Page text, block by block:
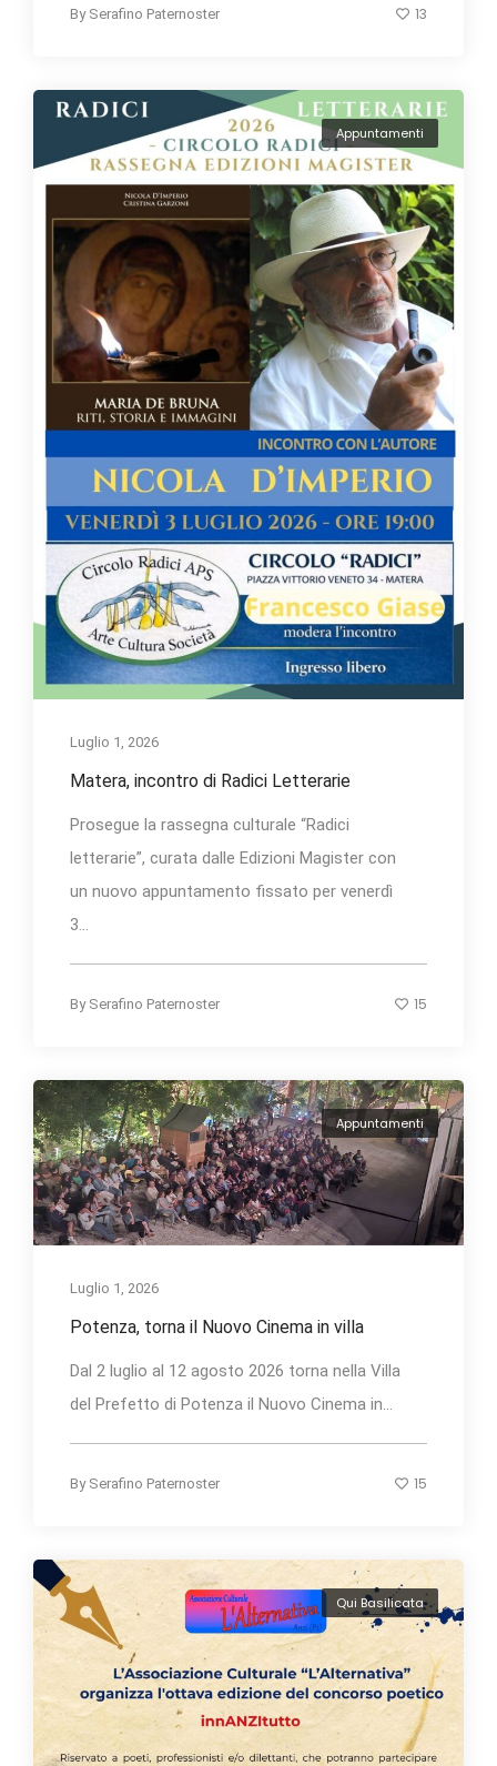
By Serafino Paternoster 13
Appuntamenti
Luglio 1, 2026
Matera, incontro di Radici Letterarie
Prosegue la rassegna culturale “Radici
letterarie”, curata dalle Edizioni Magister con
un nuovo appuntamento fissato per venerdì
3...
By Serafino Paternoster 15
Appuntamenti
Luglio 1, 2026
Potenza, torna il Nuovo Cinema in villa
Dal 2 luglio al 12 agosto 2026 torna nella Villa
del Prefetto di Potenza il Nuovo Cinema in...
By Serafino Paternoster 15
Qui Basilicata